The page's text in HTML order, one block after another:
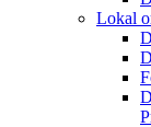
Lokal